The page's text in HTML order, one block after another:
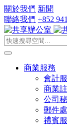
關於我們 新聞
聯絡我們 +852
商業服務
會計
商業
公司
郵件
禮賓